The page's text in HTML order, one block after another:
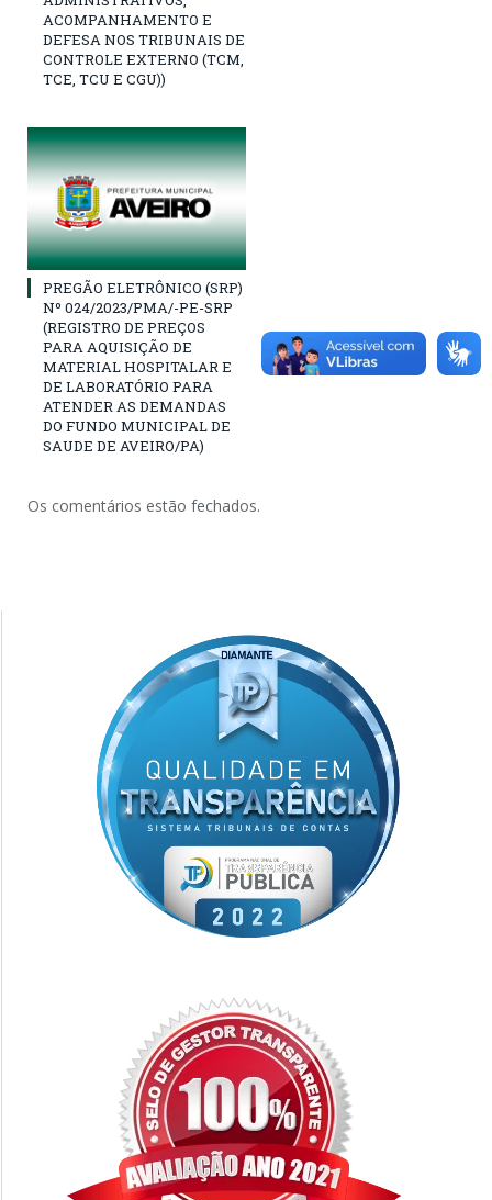
ACOMPANHAMENTO E
DEFESA NOS TRIBUNAIS DE
CONTROLE EXTERNO (TCM,
TCE, TCU E CGU))
PREGÃO ELETRÔNICO (SRP)
Nº 024/2023/PMA/-PE-SRP
(REGISTRO DE PREÇOS
PARA AQUISIÇÃO DE
MATERIAL HOSPITALAR E
DE LABORATÓRIO PARA
ATENDER AS DEMANDAS
DO FUNDO MUNICIPAL DE
SAUDE DE AVEIRO/PA)
Os comentários estão fechados.